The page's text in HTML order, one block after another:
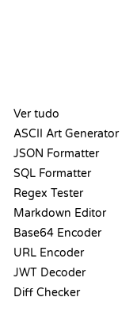
Ver tudo
ASCII Art Generator
JSON Formatter
SQL Formatter
Regex Tester
Markdown Editor
Base64 Encoder
URL Encoder
JWT Decoder
Diff Checker